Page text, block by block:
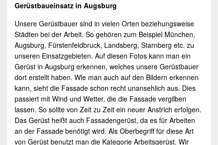
Gerüstbaueinsatz in Augsburg
Unsere Gerüstbauer sind in vielen Orten beziehungsweise
Städten bei der Arbeit. So gehören zum Beispiel München,
Augsburg, Fürstenfeldbruck, Landsberg, Starnberg etc. zu
unseren Einsatzgebieten. Auf diesen Fotos kann man ein
Gerüst in Augsburg erkennen, welches unsere Gerüstbauer
dort erstellt haben. Wie man auch auf den Bildern erkennen
kann, sieht die Fassade schon recht unansehlich aus. Dies
passiert mit Wind und Wetter, die die Fassade vergilben
lassen. So sollte von Zeit zu Zeit ein neuer Anstrich erfolgen.
Das Gerüst heißt auch Fassadengerüst, da es für Arbeiten
an der Fassade benötigt wird. Als Oberbegriff für diese Art
von Gerüst benutzt man die Kategorie Arbeitsgerüst. Wir